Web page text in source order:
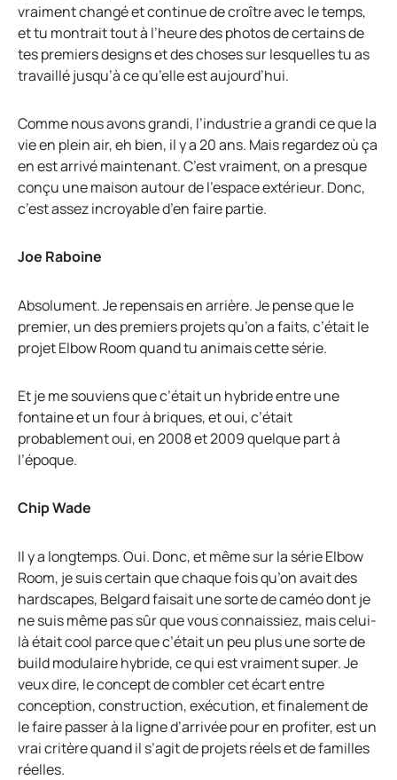
vraiment changé et continue de croître avec le temps,
et tu montrait tout à l’heure des photos de certains de
tes premiers designs et des choses sur lesquelles tu as
travaillé jusqu’à ce qu’elle est aujourd’hui.
Comme nous avons grandi, l’industrie a grandi ce que la
vie en plein air, eh bien, il y a 20 ans. Mais regardez où ça
en est arrivé maintenant. C’est vraiment, on a presque
conçu une maison autour de l’espace extérieur. Donc,
c’est assez incroyable d’en faire partie.
Joe Raboine
Absolument. Je repensais en arrière. Je pense que le
premier, un des premiers projets qu’on a faits, c’était le
projet Elbow Room quand tu animais cette série.
Et je me souviens que c’était un hybride entre une
fontaine et un four à briques, et oui, c’était
probablement oui, en 2008 et 2009 quelque part à
l’époque.
Chip Wade
Il y a longtemps. Oui. Donc, et même sur la série Elbow
Room, je suis certain que chaque fois qu’on avait des
hardscapes, Belgard faisait une sorte de caméo dont je
ne suis même pas sûr que vous connaissiez, mais celui-
là était cool parce que c’était un peu plus une sorte de
build modulaire hybride, ce qui est vraiment super. Je
veux dire, le concept de combler cet écart entre
conception, construction, exécution, et finalement de
le faire passer à la ligne d’arrivée pour en profiter, est un
vrai critère quand il s’agit de projets réels et de familles
réelles.